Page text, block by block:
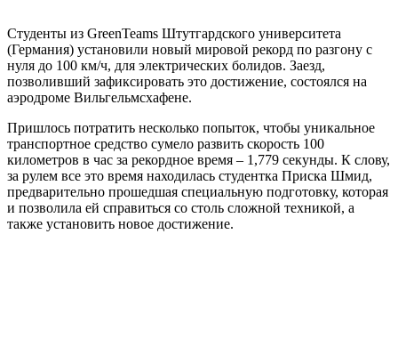
Студенты из GreenTeams Штутгардского университета
(Германия) установили новый мировой рекорд по разгону с
нуля до 100 км/ч, для электрических болидов. Заезд,
позволивший зафиксировать это достижение, состоялся на
аэродроме Вильгельмсхафене.
Пришлось потратить несколько попыток, чтобы уникальное
транспортное средство сумело развить скорость 100
километров в час за рекордное время – 1,779 секунды. К слову,
за рулем все это время находилась студентка Приска Шмид,
предварительно прошедшая специальную подготовку, которая
и позволила ей справиться со столь сложной техникой, а
также установить новое достижение.